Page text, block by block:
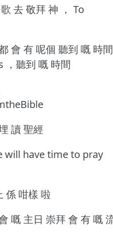
去 敬拜 神 ， To
會 有 呢個 聽到 嘅 時間
，聽到 嘅 時間
讀 聖經
will have time to pray
係 咁樣 啦
嘅 主日 崇拜 會 有 嘅